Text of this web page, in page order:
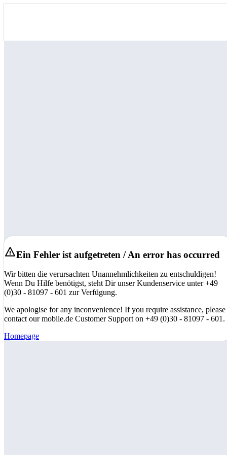
Ein Fehler ist aufgetreten / An error has occurred
Wir bitten die verursachten Unannehmlichkeiten zu entschuldigen!
Wenn Du Hilfe benötigst, steht Dir unser Kundenservice unter +49
(0)30 - 81097 - 601 zur Verfügung.
We apologise for any inconvenience! If you require assistance, please
contact our mobile.de Customer Support on +49 (0)30 - 81097 - 601.
Homepage